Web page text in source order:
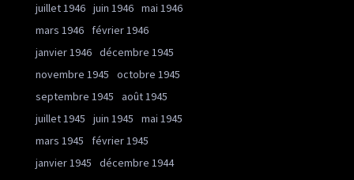
juillet 1946 juin 1946 mai 1946
mars 1946
février 1946
janvier 1946 décembre 1945
novembre 1945
octobre 1945
septembre 1945
août 1945
juillet 1945
juin 1945
mai 1945
mars 1945
février 1945
janvier 1945
décembre 1944